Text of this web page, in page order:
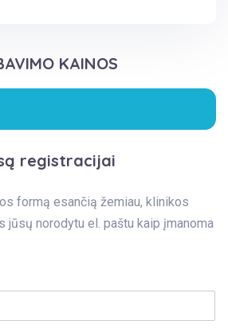
KAINOS
registracijai
formą esančią žemiau, klinikos
norodytu el. paštu kaip įmanoma